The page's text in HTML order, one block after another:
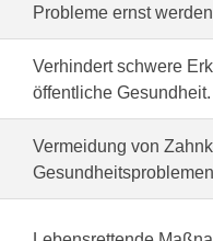
Probleme ernst
Verhindert schwere
öffentliche Gesundheit.
Vermeidung von